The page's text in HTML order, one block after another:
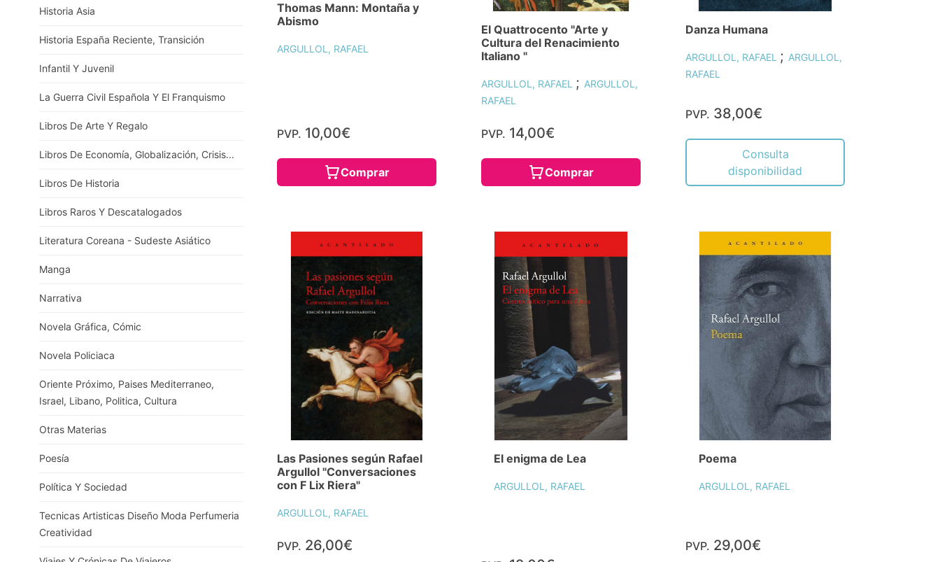
Historia Asia
Historia España Reciente, Transición
Infantil Y Juvenil
La Guerra Civil Española Y El Franquismo
Libros De Arte Y Regalo
Libros De Economía, Globalización, Crisis...
Libros De Historia
Libros Raros Y Descatalogados
Literatura Coreana - Sudeste Asiático
Manga
Narrativa
Novela Gráfica, Cómic
Novela Policiaca
Oriente Próximo, Paises Mediterraneo,
Israel, Libano, Politica, Cultura
Otras Materias
Poesía
Política Y Sociedad
Tecnicas Artisticas Diseño Moda Perfumeria
Creatividad
Thomas Mann: Montaña y
Abismo
ARGULLOL, RAFAEL
PVP. 10,00€
Comprar
El Quattrocento "Arte y
Cultura del Renacimiento
Italiano "
ARGULLOL, RAFAEL ; ARGULLOL,
RAFAEL
PVP. 14,00€
Comprar
Danza Humana
ARGULLOL, RAFAEL ; ARGULLOL,
RAFAEL
PVP. 38,00€
Consulta
disponibilidad
Las Pasiones según Rafael
Argullol "Conversaciones
con F Lix Riera"
ARGULLOL, RAFAEL
PVP. 26,00€
El enigma de Lea
ARGULLOL, RAFAEL
Poema
ARGULLOL, RAFAEL
PVP. 29,00€